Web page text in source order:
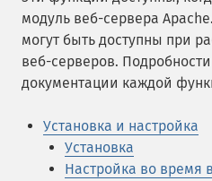
модуль веб-сервера
могут быть доступны при
веб-серверов.
документации каждой
Установка и настройка
Установка
Настройка во время